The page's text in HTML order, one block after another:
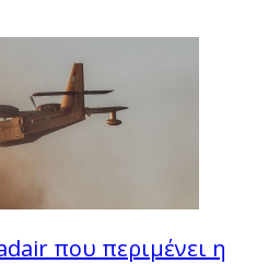
που περιμένει η